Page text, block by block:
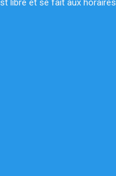
libre et se fait aux horaires